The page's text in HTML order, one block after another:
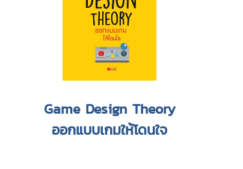
Game Design Theory
ออกแบบเกมให้โดนใจ